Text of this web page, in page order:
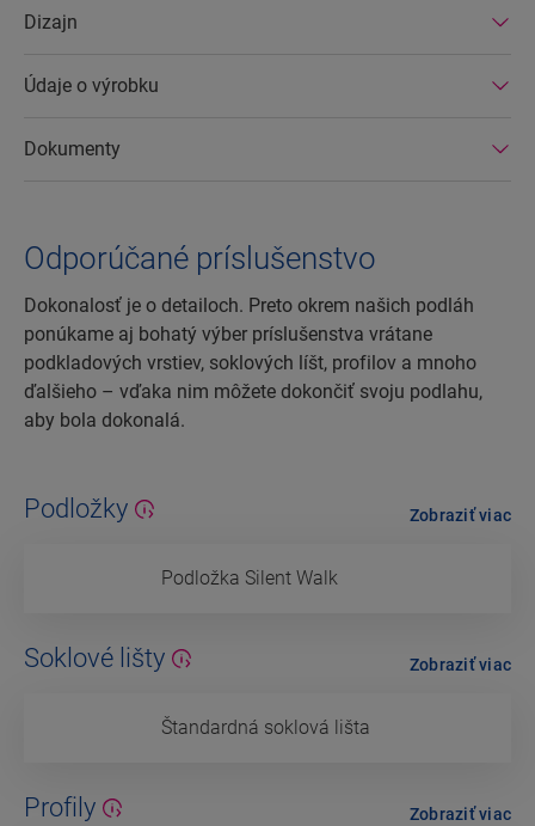
Dizajn
Údaje o výrobku
Dokumenty
Odporúčané príslušenstvo
Dokonalosť je o detailoch. Preto okrem našich podláh
ponúkame aj bohatý výber príslušenstva vrátane
podkladových vrstiev, soklových líšt, profilov a mnoho
ďalšieho – vďaka nim môžete dokončiť svoju podlahu,
aby bola dokonalá.
Podložky
Podložka Silent Walk
Zobraziť viac
Soklové lišty
Štandardná soklová lišta
Zobraziť viac
Profily Zobraziť viac